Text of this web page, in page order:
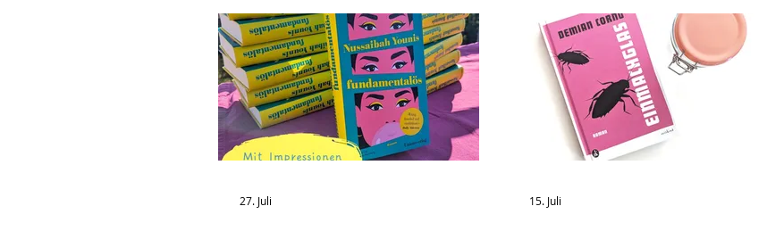
27. Juli 15. Juli